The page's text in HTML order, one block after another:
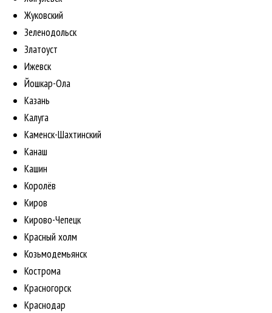
Жуковский
Зеленодольск
Златоуст
Ижевск
Йошкар-Ола
Казань
Калуга
Каменск-Шахтинский
Канаш
Кашин
Королёв
Киров
Кирово-Чепецк
Красный холм
Козьмодемьянск
Кострома
Красногорск
Краснодар